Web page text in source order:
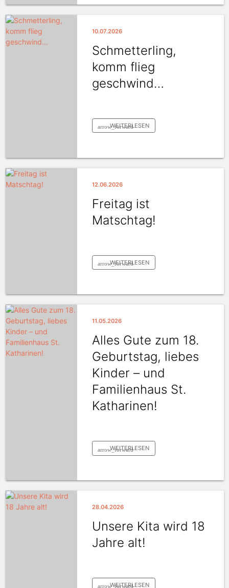
10.07.2026
Schmetterling,
komm flieg
geschwind…
arrow_forward
WEITERLESEN
12.06.2026
Freitag ist
Matschtag!
arrow_forward
WEITERLESEN
11.05.2026
Alles Gute zum 18.
Geburtstag, liebes
Kinder – und
Familienhaus St.
Katharinen!
arrow_forward
WEITERLESEN
28.04.2026
Unsere Kita wird 18
Jahre alt!
arrow_forward
WEITERLESEN